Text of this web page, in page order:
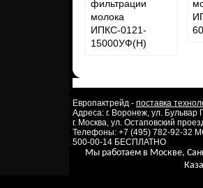
фильтрации
молока
ИПКС-0121-
15000УФ(Н)
Европактрейд - поставка
Адреса: г. Воронеж, ул.
г. Москва, ул. Остаповский
Телефоны: +7 (495) 782-92-32
500-00-14 БЕСПЛАТНО
Мы работаем в Москве,